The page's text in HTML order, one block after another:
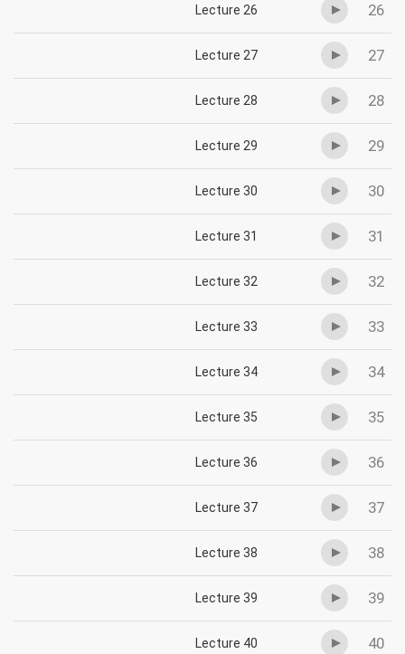
26
Lecture 26
27
Lecture 27
28
Lecture 28
29
Lecture 29
30
Lecture 30
31
Lecture 31
32
Lecture 32
33
Lecture 33
34
Lecture 34
35
Lecture 35
36
Lecture 36
37
Lecture 37
38
Lecture 38
39
Lecture 39
40
Lecture 40